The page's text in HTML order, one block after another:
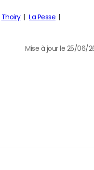
Thoiry
La Pesse
Mise à jour le 25/06/